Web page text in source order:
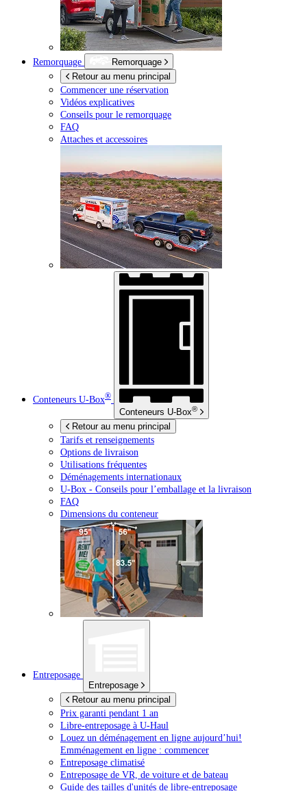
Remorquage
Remorquage
Retour au menu principal
Commencer une réservation
Vidéos explicatives
Conseils pour le remorquage
FAQ
Attaches et accessoires
Conteneurs U-Box®
Conteneurs U-Box®
Retour au menu principal
Tarifs et renseignements
Options de livraison
Utilisations fréquentes
Déménagements internationaux
U-Box - Conseils pour l’emballage et la livraison
FAQ
Dimensions du conteneur
Entreposage
Entreposage
Retour au menu principal
Prix garanti pendant 1 an
Libre-entreposage à U-Haul
Louez un déménagement en ligne aujourd’hui!
Emménagement en ligne : commencer
Entreposage climatisé
Entreposage de VR, de voiture et de bateau
Guide des tailles d'unités de libre-entreposage